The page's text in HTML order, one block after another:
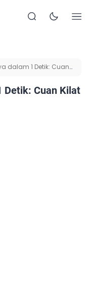
dalam 1 Detik: Cuan
Detik: Cuan Kilat